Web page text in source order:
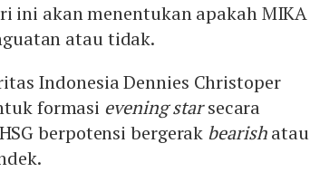
ini akan menentukan apakah MIKA
atau tidak.
Indonesia Dennies Christoper
formasi evening starsecara
berpotensi bergerak bearishatau